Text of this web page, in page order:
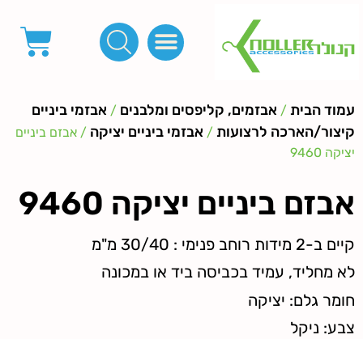
עמוד הבית / אבזמים, קליפסים ומלבנים / אבזמי ביניים
קיצור/הארכה לרצועות / אבזמי ביניים יציקה / אבזם ביניים
יציקה 9460
אבזם ביניים יציקה 9460
קיים ב-2 מידות רוחב פנימי : 30/40 מ"מ
לא מחליד, עמיד בכביסה ביד או במכונה
חומר גלם: יציקה
צבע: ניקל